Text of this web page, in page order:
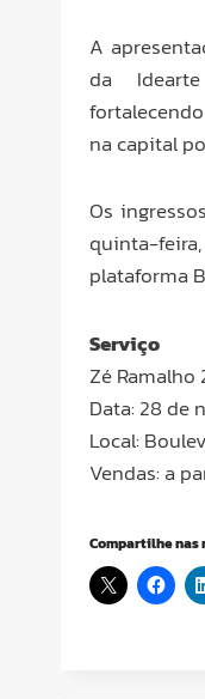
A
da
na capital
Os
quinta-
plataforma
Serviço
Zé Ramalho
Data: 28 de
Local:
Vendas: a
Compartilhe nas